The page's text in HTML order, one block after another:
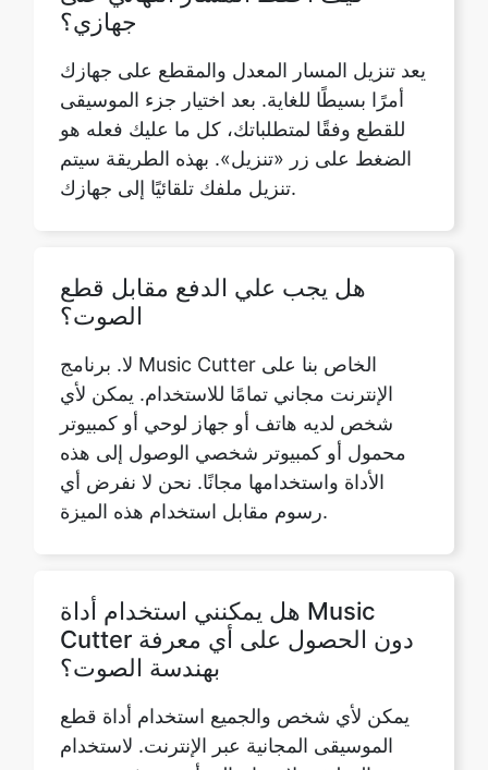
للقطع وفقًا لمتطلباتك، كل ما عليك فعله هو
الضغط على زر «تنزيل». بهذه الطريقة سيتم
تنزيل ملفك تلقائيًا إلى جهازك.
هل يجب علي الدفع مقابل قطع
الإنترنت مجاني تمامًا للاستخدام. يمكن لأي
شخص لديه هاتف أو جهاز لوحي أو كمبيوتر
محمول أو كمبيوتر شخصي الوصول إلى هذه
الأداة واستخدامها مجانًا. نحن لا نفرض أي
رسوم مقابل استخدام هذه الميزة.
هل يمكنني استخدام أداة Music
يمكن لأي شخص والجميع استخدام أداة قطع
الموسيقى المجانية عبر الإنترنت. لاستخدام
هذه الوظيفة، لا تحتاج إلى أي معرفة بهندسة